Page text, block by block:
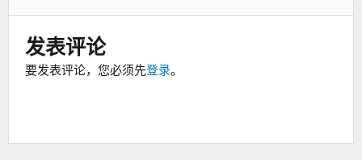
发表评论
要发表评论，您必须先登录。